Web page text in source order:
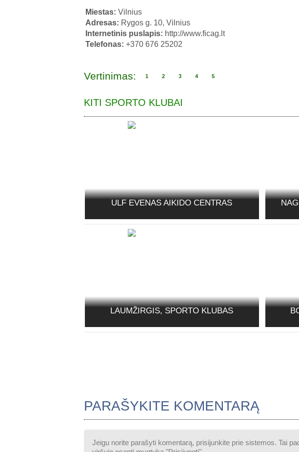
Miestas: Vilnius
Adresas: Rygos g. 10, Vilnius
Internetinis puslapis: http://www.ficag.lt
Telefonas: +370 676 25202
Vertinimas: 1 2 3 4 5
KITI SPORTO KLUBAI
ULF EVENAS AIKIDO CENTRAS
LAUMŽIRGIS, SPORTO KLUBAS
PARAŠYKITE KOMENTARĄ